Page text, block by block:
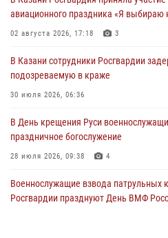
авиационного праздника «Я выбираю
02 августа 2026, 17:18 3
В Казани сотрудники Росгвардии
подозреваемую в краже
30 июля 2026, 06:36
В День крещения Руси
праздничное богослужение
28 июля 2026, 09:38 4
Военнослужащие взвода патрульных
Росгвардии празднуют День ВМФ